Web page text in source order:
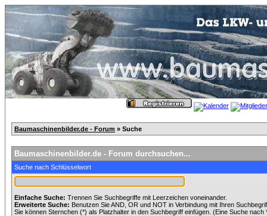
Baumaschinenbilder.de - Forum » Suche
Baumaschinenbilder.de - Forum durchsuchen...
Suche nach Schlüsselwort
Einfache Suche: Trennen Sie Suchbegriffe mit Leerzeichen voneinander.
Erweiterte Suche: Benutzen Sie AND, OR und NOT in Verbindung mit Ihren
Sie können Sternchen (*) als Platzhalter in den Suchbegriff einfügen. (Eine Suche